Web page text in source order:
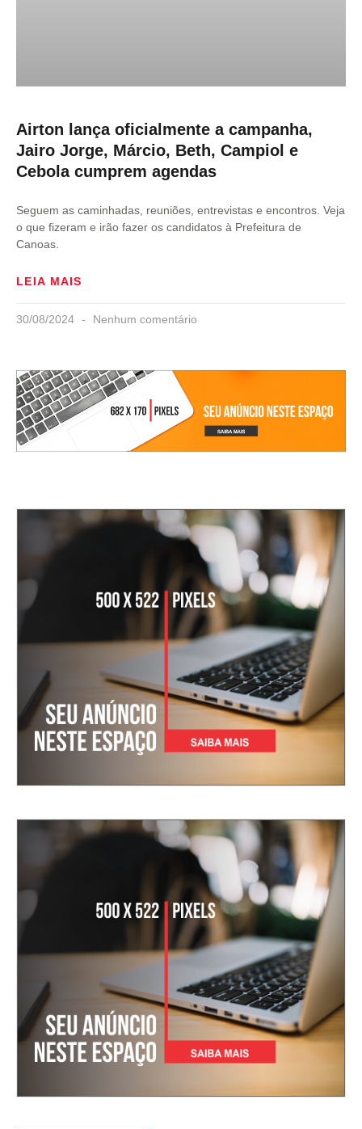
Airton lança oficialmente a campanha,
Jairo Jorge, Márcio, Beth, Campiol e
Cebola cumprem agendas
Seguem as caminhadas, reuniões, entrevistas e encontros. Veja
o que fizeram e irão fazer os candidatos à Prefeitura de
Canoas.
LEIA MAIS
30/08/2024 Nenhum comentário